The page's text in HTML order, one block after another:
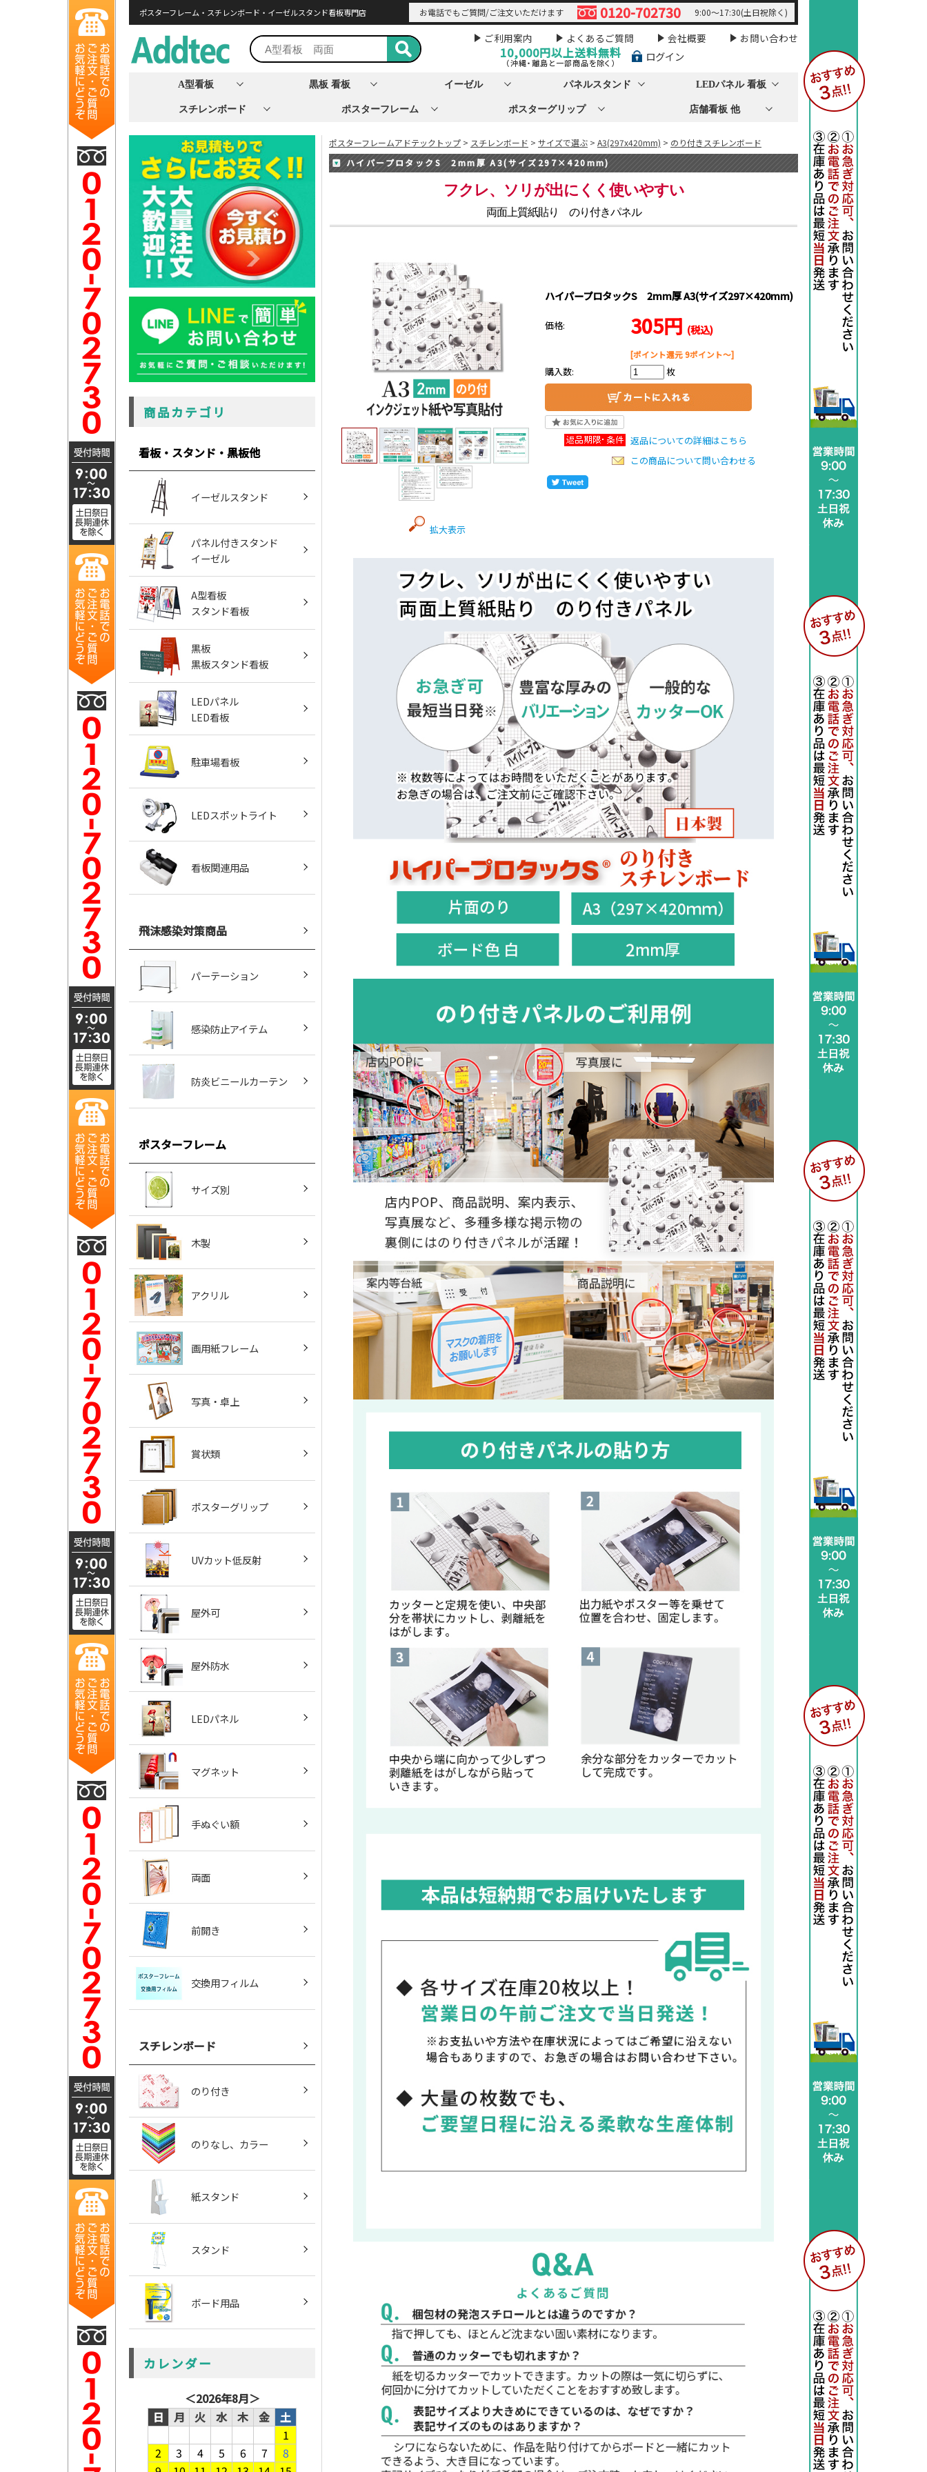
ポスターフレーム・スチレンボード・イーゼルスタンド看板専門店 お電話でもご質問/ご注文いただけます 0120-702730 9:00～17:30(土日祝除く)
ご利用案内 よくあるご質問 会社概要 お問い合わせ
10,000円以上送料無料
（沖縄・離島と一部商品を除く） ログイン
A型看板 黒板 看板 イーゼル パネルスタンド LEDパネル 看板
スチレンボード ポスターフレーム ポスターグリップ 店舗看板 他
商品カテゴリ
看板・スタンド・黒板他
イーゼルスタンド
パネル付きスタンド
イーゼル
A型看板
スタンド看板
黒板
黒板スタンド看板
LEDパネル
LED看板
駐車場看板
LEDスポットライト
看板関連用品
飛沫感染対策商品
パーテーション
感染防止アイテム
防炎ビニールカーテン
ポスターフレーム
サイズ別
木製
アクリル
画用紙フレーム
写真・卓上
賞状類
ポスターグリップ
UVカット低反射
屋外可
屋外防水
LEDパネル
マグネット
手ぬぐい額
両面
前開き
交換用フィルム
スチレンボード
のり付き
のりなし、カラー
紙スタンド
スタンド
ボード用品
カレンダー
＜2026年8月＞
日
月 火 水 木 金
土
1
2
3 4 5 6 7
8
ポスターフレームアドテックトップ > スチレンボード > サイズで選ぶ > A3(297x420mm) > のり付きスチレンボード
ハイパープロタックS 2mm厚 A3(サイズ297×420mm)
フクレ、ソリが出にくく使いやすい
両面上質紙貼り のり付きパネル
拡大表示
ハイパープロタックS 2mm厚 A3(サイズ297×420mm)
価格: 305円 (税込)
[ポイント還元 9ポイント～]
購入数: 枚
返品についての詳細はこちら
この商品について問い合わせる